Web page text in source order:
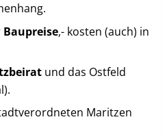
Baupreise,- kosten (auch) in
und das Ostfeld
Maritzen